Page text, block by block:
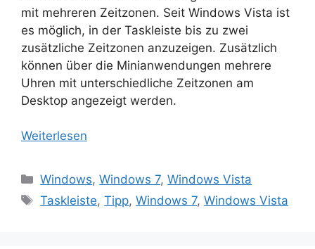
mit mehreren Zeitzonen. Seit Windows Vista ist
es möglich, in der Taskleiste bis zu zwei
zusätzliche Zeitzonen anzuzeigen. Zusätzlich
können über die Minianwendungen mehrere
Uhren mit unterschiedliche Zeitzonen am
Desktop angezeigt werden.
Weiterlesen
Kategorien
Windows,Windows 7,Windows Vista
Schlagwörter
Taskleiste,Tipp,Windows 7,Windows Vista